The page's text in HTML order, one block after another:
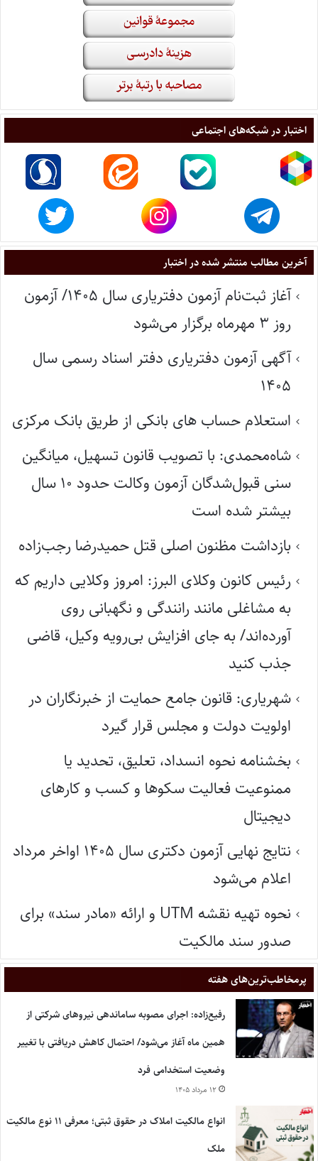
اختبار در شبکه‌های اجتماعی
آخرین مطالب منتشر شده در اختبار
آغاز ثبت‌نام آزمون دفتریاری سال ۱۴۰۵/ آزمون
روز ۳ مهرماه برگزار می‌شود
آگهی آزمون دفتریاری دفتر اسناد رسمی سال
۱۴۰۵
استعلام حساب های بانکی از طریق بانک مرکزی
شاه‌محمدی: با تصویب قانون تسهیل، میانگین
سنی قبول‌شدگان آزمون وکالت حدود ۱۰ سال
بیشتر شده است
بازداشت مظنون اصلی قتل حمیدرضا رجب‌زاده
رئیس کانون وکلای البرز: امروز وکلایی داریم که
به مشاغلی مانند رانندگی و نگهبانی روی
آورده‌اند/ به جای افزایش بی‌رویه وکیل، قاضی
جذب کنید
شهریاری: قانون جامع حمایت از خبرنگاران در
اولویت دولت و مجلس قرار گیرد
بخشنامه نحوه انسداد، تعلیق، تحدید یا
ممنوعیت فعالیت سکوها و کسب و کارهای
دیجیتال
نتایج نهایی آزمون دکتری سال ۱۴۰۵ اواخر مرداد
اعلام می‌شود
نحوه تهیه نقشه UTM و ارائه «مادر سند» برای
صدور سند مالکیت
پر‌مخاطب‌ترین‌های هفته
رفیع‌زاده: اجرای مصوبه ساماندهی نیروهای شرکتی از
همین ماه آغاز می‌شود/ احتمال کاهش دریافتی با تغییر
وضعیت استخدامی فرد
۱۲ مرداد ۱۴۰۵
انواع مالکیت املاک در حقوق ثبتی؛ معرفی ۱۱ نوع مالکیت
ملک